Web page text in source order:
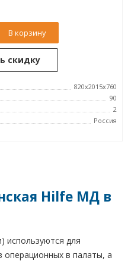
В корзину
скидку
820x2015x760
90
2
Россия
Hilfe МД в
используются для
операционных в палаты, а